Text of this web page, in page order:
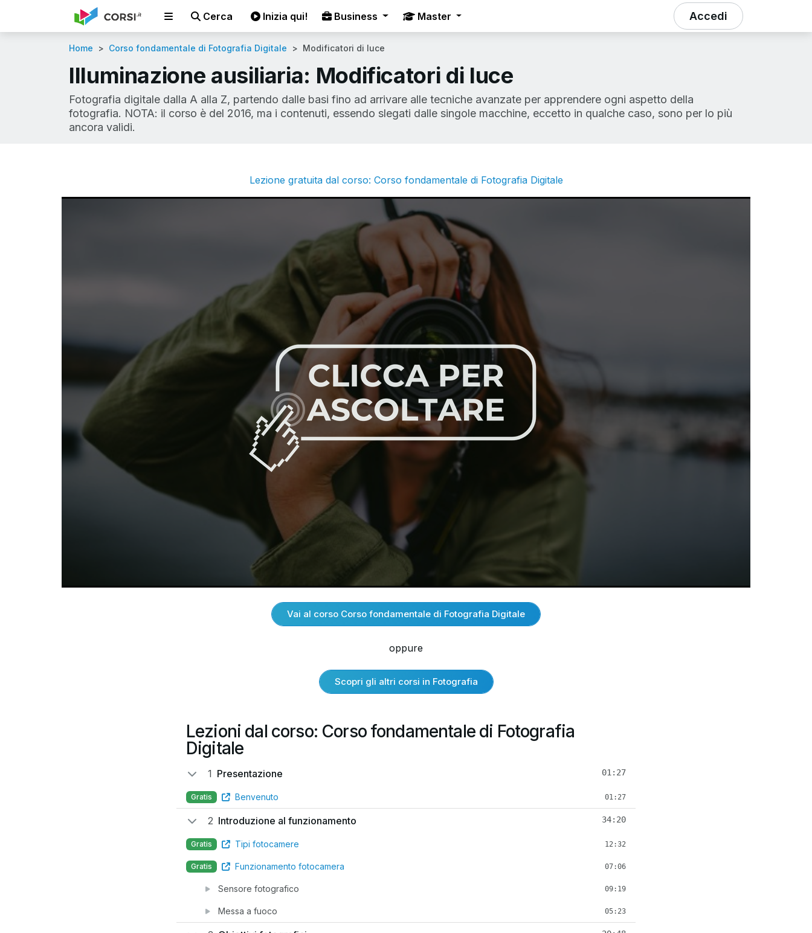
Cerca Inizia qui! Business Master Accedi
Home Corso fondamentale di Fotografia Digitale Modificatori di luce
Illuminazione ausiliaria: Modificatori di luce
Fotografia digitale dalla A alla Z, partendo dalle basi fino ad arrivare alle tecniche avanzate per apprendere ogni aspetto della
fotografia. NOTA: il corso è del 2016, ma i contenuti, essendo slegati dalle singole macchine, eccetto in qualche caso, sono per lo più
ancora validi.
Lezione gratuita dal corso: Corso fondamentale di Fotografia Digitale
Vai al corso Corso fondamentale di Fotografia Digitale
oppure
Scopri gli altri corsi in Fotografia
Lezioni dal corso: Corso fondamentale di Fotografia
Digitale
1 Presentazione 01:27
Gratis Benvenuto 01:27
2 Introduzione al funzionamento 34:20
Gratis Tipi fotocamere 12:32
Gratis Funzionamento fotocamera 07:06
Sensore fotografico 09:19
Messa a fuoco 05:23